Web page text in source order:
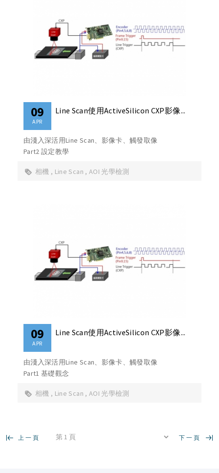
09
APR
Line Scan使用ActiveSilicon CXP影像...
由淺入深活用Line Scan、影像卡、觸發取像
Part2 設定教學
相機 Line Scan AOI 光學檢測
09
APR
Line Scan使用ActiveSilicon CXP影像...
由淺入深活用Line Scan、影像卡、觸發取像
Part1 基礎觀念
相機 Line Scan AOI 光學檢測
上一頁 下一頁